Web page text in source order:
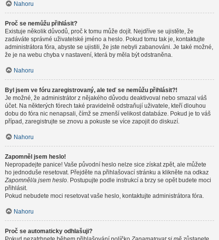
Nahoru
Proč se nemůžu přihlásit?
Existuje několik důvodů, proč k tomu může dojít. Nejdříve se ujistěte, že
zadáváte správné uživatelské jméno a heslo. Pokud tomu tak je, kontaktujte
administrátora fóra, abyste se ujistili, že jste nebyli zabanováni. Je také možné,
že je na webu chyba v nastavení, která by měla být odstraněna.
Nahoru
Byl jsem ve fóru zaregistrovaný, ale teď se nemůžu přihlásit?!
Je možné, že administrátor z nějakého důvodu deaktivoval nebo smazal váš
účet. Na některých fórech také pravidelně odstraňují uživatele, kteří dlouhou
dobu do fóra nic nenapsali, čímž se zmenší velikost databáze. Pokud je to váš
případ, zaregistrujte se znovu a pokuste se více zapojit do diskuzí.
Nahoru
Zapomněl jsem heslo!
Nepropadejte panice! Vaše původní heslo nelze sice získat zpět, ale můžete
ho jednoduše resetovat. Přejděte na přihlašovací stránku a klikněte na odkaz
Zapomněl/a jsem heslo. Postupujte podle instrukcí a brzy se opět budete moci
přihlásit.
Pokud nebudete moci resetovat vaše heslo, kontaktujte administrátora fóra.
Nahoru
Proč se automaticky odhlašuji?